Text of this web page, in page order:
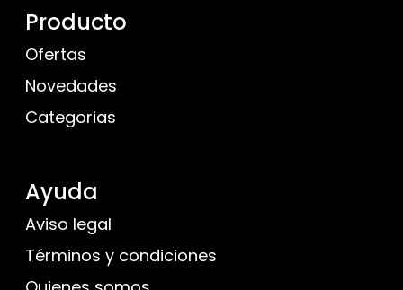
Producto
Ofertas
Novedades
Categorias
Ayuda
Aviso legal
Términos y condiciones